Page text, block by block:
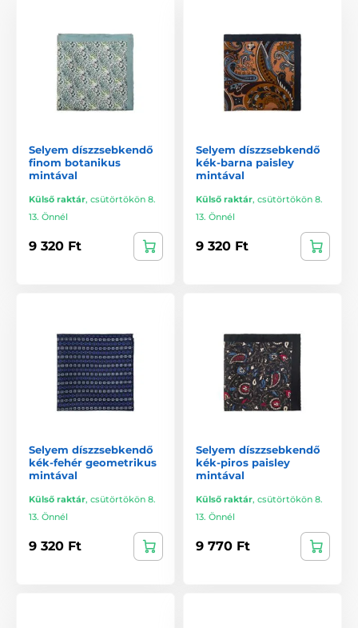
Selyem díszzsebkendő
finom botanikus
mintával
Külső raktár, csütörtökön 8.
13. Önnél
9 320 Ft
Selyem díszzsebkendő
kék-barna paisley
mintával
Külső raktár, csütörtökön 8.
13. Önnél
9 320 Ft
Selyem díszzsebkendő
kék-fehér geometrikus
mintával
Külső raktár, csütörtökön 8.
13. Önnél
9 320 Ft
Selyem díszzsebkendő
kék-piros paisley
mintával
Külső raktár, csütörtökön 8.
13. Önnél
9 770 Ft